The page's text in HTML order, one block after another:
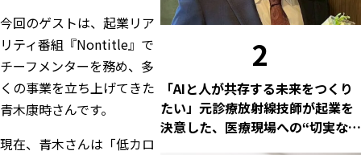
今回のゲストは、起業リア
リティ番組『Nontitle』で
チーフメンターを務め、多
くの事業を立ち上げてきた
青木康時さんです。
現在、青木さんは「低カロ
2
「AIと人が共存する未来をつくり
たい」元診療放射線技師が起業を
決意した、医療現場への“切実な問